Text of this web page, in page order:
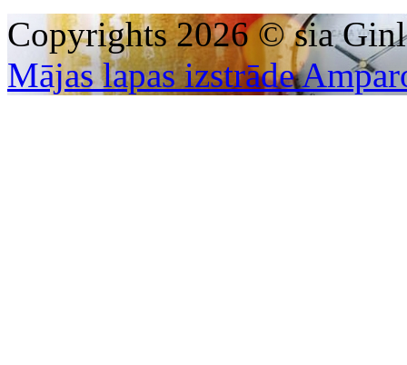
Copyrights 2026 © sia
Mājas lapas izstrāde